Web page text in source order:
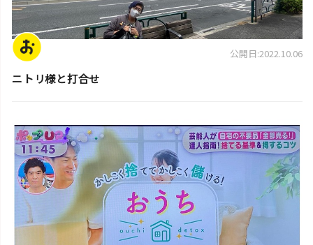
公開日:2022.10.06
ニトリ様と打合せ
スタッフ活動日誌